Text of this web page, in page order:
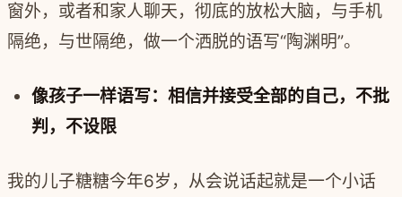
窗外，或者和家人聊天，彻底的放松大脑，与手机
隔绝，与世隔绝，做一个洒脱的语写“陶渊明”。
像孩子一样语写：相信并接受全部的自己，不批
判，不设限
我的儿子糖糖今年6岁，从会说话起就是一个小话